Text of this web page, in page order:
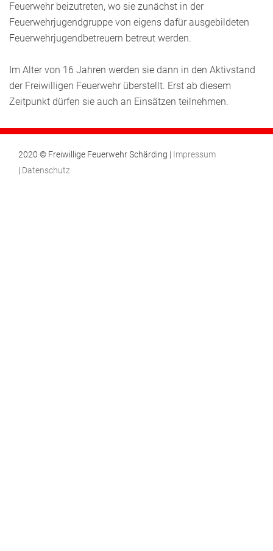
Feuerwehr beizutreten, wo sie zunächst in der
Feuerwehrjugendgruppe von eigens dafür ausgebildeten
Feuerwehrjugendbetreuern betreut werden.
Im Alter von 16 Jahren werden sie dann in den Aktivstand
der Freiwilligen Feuerwehr überstellt. Erst ab diesem
Zeitpunkt dürfen sie auch an Einsätzen teilnehmen.
2020 © Freiwillige Feuerwehr Schärding | Impressum
| Datenschutz